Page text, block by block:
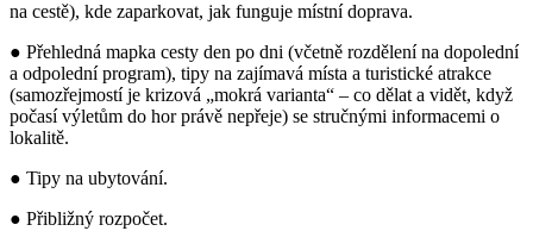
na cestě), kde zaparkovat, jak funguje místní doprava.
● Přehledná mapka cesty den po dni (včetně rozdělení na dopolední
a odpolední program), tipy na zajímavá místa a turistické atrakce
(samozřejmostí je krizová „mokrá varianta“ – co dělat a vidět, když
počasí výletům do hor právě nepřeje) se stručnými informacemi o
lokalitě.
● Tipy na ubytování.
● Přibližný rozpočet.